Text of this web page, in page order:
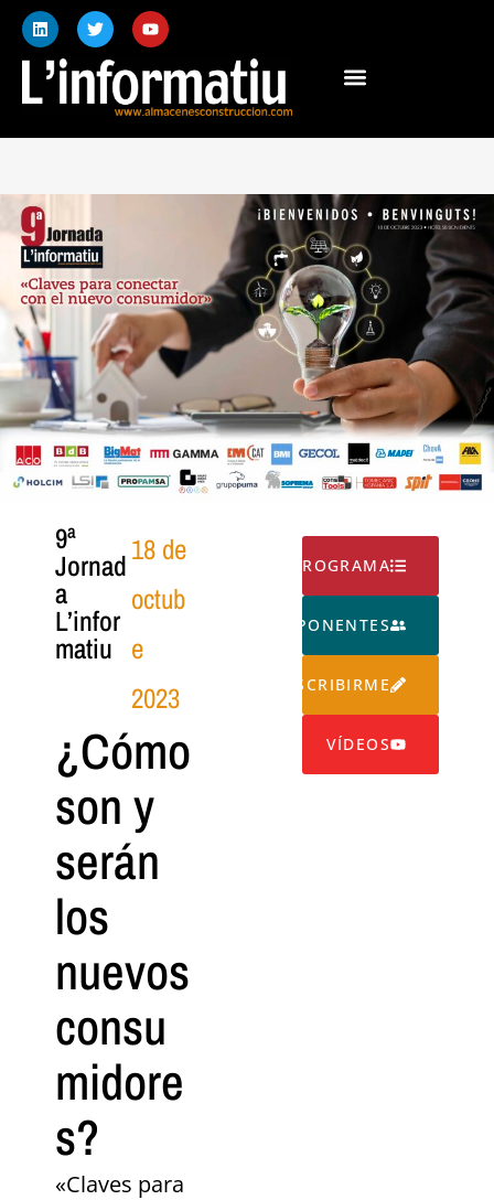
9ª
Jornad
a
L’infor
matiu
18 de
octub
e
2023
¿Cómo
son y
serán
los
nuevos
consu
midore
s?
«Claves para
PROGRAMA
PONENTES
INSCRIBIRME
VÍDEOS